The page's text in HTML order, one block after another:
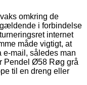
omkring de
i forbindelse
internet
måde vigtigt, at
e-mail, således man
Pendel Ø58 Røg grå
til en dreng eller